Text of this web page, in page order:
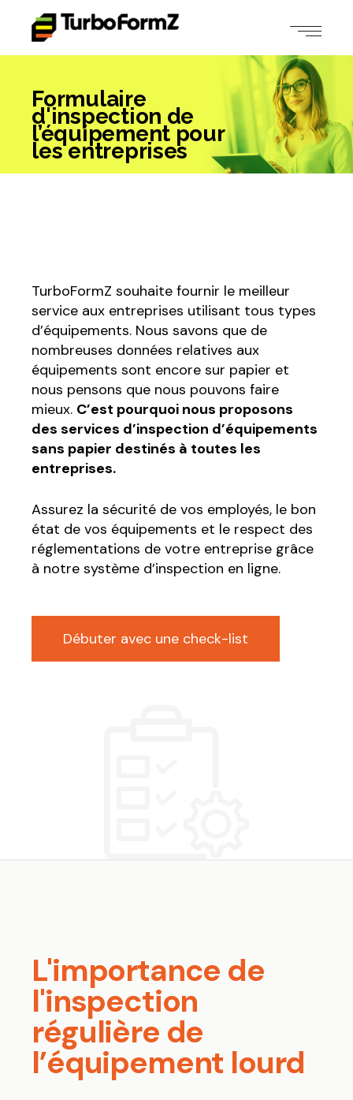
Formulaire
d'inspection de
l’équipement pour
les entreprises
TurboFormZ souhaite fournir le meilleur
service aux entreprises utilisant tous types
d’équipements. Nous savons que de
nombreuses données relatives aux
équipements sont encore sur papier et
nous pensons que nous pouvons faire
mieux. C’est pourquoi nous proposons
des services d’inspection d’équipements
sans papier destinés à toutes les
entreprises.
Assurez la sécurité de vos employés, le bon
état de vos équipements et le respect des
réglementations de votre entreprise grâce
à notre système d’inspection en ligne.
Débuter avec une check-list
L'importance de
l'inspection
régulière de
l’équipement lourd